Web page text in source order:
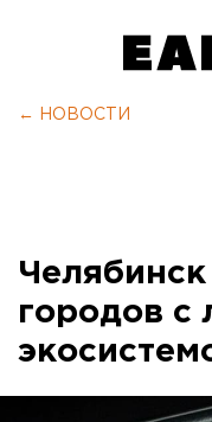
← НОВОСТИ
городов с